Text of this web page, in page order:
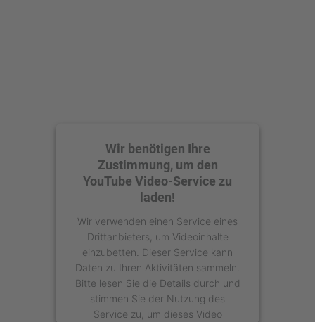
Wir benötigen Ihre
Zustimmung, um den
YouTube Video-Service zu
laden!
Wir verwenden einen Service eines
Drittanbieters, um Videoinhalte
einzubetten. Dieser Service kann
Daten zu Ihren Aktivitäten sammeln.
Bitte lesen Sie die Details durch und
stimmen Sie der Nutzung des
Service zu, um dieses Video